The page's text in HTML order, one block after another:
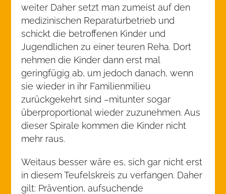
weiter Daher setzt man zumeist auf den
medizinischen Reparaturbetrieb und
schickt die betroffenen Kinder und
Jugendlichen zu einer teuren Reha. Dort
nehmen die Kinder dann erst mal
geringfügig ab, um jedoch danach, wenn
sie wieder in ihr Familienmilieu
zurückgekehrt sind –mitunter sogar
überproportional wieder zuzunehmen. Aus
dieser Spirale kommen die Kinder nicht
mehr raus.
Weitaus besser wäre es, sich gar nicht erst
in diesem Teufelskreis zu verfangen. Daher
gilt: Prävention, aufsuchende